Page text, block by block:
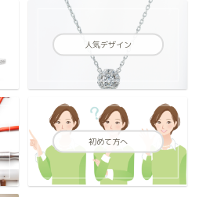
人気デザイン
初めて方へ